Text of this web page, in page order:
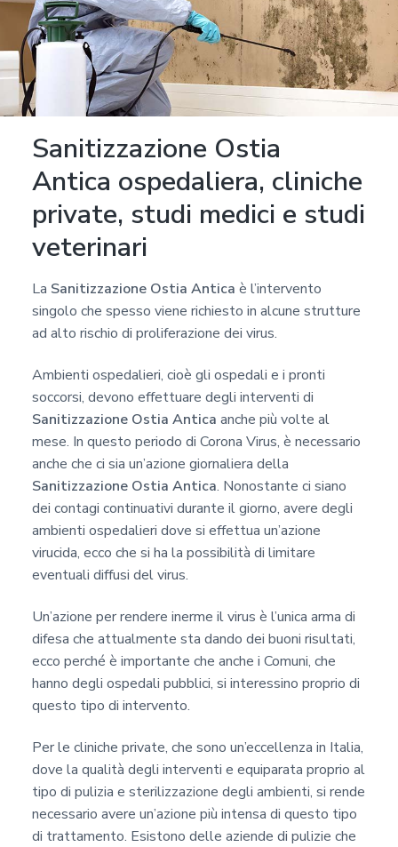
Sanitizzazione Ostia
Antica ospedaliera, cliniche
private, studi medici e studi
veterinari
La Sanitizzazione Ostia Antica è l’intervento
singolo che spesso viene richiesto in alcune strutture
ad alto rischio di proliferazione dei virus.
Ambienti ospedalieri, cioè gli ospedali e i pronti
soccorsi, devono effettuare degli interventi di
Sanitizzazione Ostia Antica anche più volte al
mese. In questo periodo di Corona Virus, è necessario
anche che ci sia un’azione giornaliera della
Sanitizzazione Ostia Antica. Nonostante ci siano
dei contagi continuativi durante il giorno, avere degli
ambienti ospedalieri dove si effettua un’azione
virucida, ecco che si ha la possibilità di limitare
eventuali diffusi del virus.
Un’azione per rendere inerme il virus è l’unica arma di
difesa che attualmente sta dando dei buoni risultati,
ecco perché è importante che anche i Comuni, che
hanno degli ospedali pubblici, si interessino proprio di
questo tipo di intervento.
Per le cliniche private, che sono un’eccellenza in Italia,
dove la qualità degli interventi e equiparata proprio al
tipo di pulizia e sterilizzazione degli ambienti, si rende
necessario avere un’azione più intensa di questo tipo
di trattamento. Esistono delle aziende di pulizie che